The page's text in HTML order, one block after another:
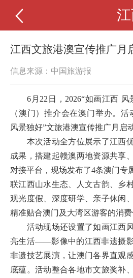
江西文旅港澳宣传推广月
信息来源：中国旅游报
6月22日，2026“如画江西 风
（澳门）推介会在澳门举办。活
风景独好”文旅港澳宣传推广月启
本次活动全方位展示了江西优
成果，搭建起赣澳两地资源共享
对接平台，现场发布了4条澳门专
联江西山水生态、人文古韵、乡
观光度假、深度研学、亲子休闲
精准贴合澳门及大湾区游客的消费
活动现场还设置了如画江西风
亮生活——影像中的江西非遗摄
非遗技艺展演，让澳门各界直观
底蕴。活动整合各地市文旅奖补